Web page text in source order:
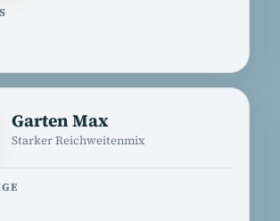
Garten Max
Starker Reichweitenmix